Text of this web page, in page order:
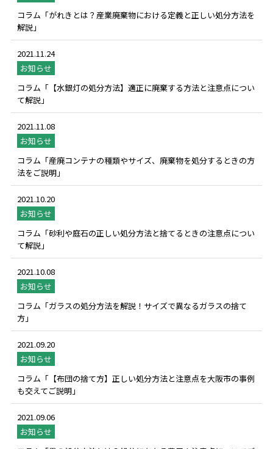
コラム「がれきとは？産業廃棄物における定義と正しい処分方法を
解説」
2021.11.24
お知らせ
コラム「【水銀灯の処分方法】適正に廃棄する方法と注意点につい
て解説」
2021.11.08
お知らせ
コラム「産廃コンテナの種類やサイズ、廃棄物を処分するときの方
法をご説明」
2021.10.20
お知らせ
コラム「砂利や庭石の正しい処分方法と捨てるときの注意点につい
て解説」
2021.10.08
お知らせ
コラム「ガラスの処分方法を解説！サイズで異なるガラスの捨て
方」
2021.09.20
お知らせ
コラム「【布団の捨て方】正しい処分方法と注意点を大阪市の事例
も交えてご説明」
2021.09.06
お知らせ